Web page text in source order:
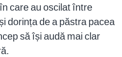
care au oscilat între
dorința de a păstra pacea
să își audă mai clar